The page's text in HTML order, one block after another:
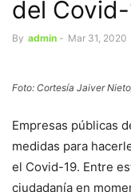
del
By admin - Mar 31, 2020
Foto: Cortesía Jaiver
Empresas públicas
medidas para
el Covid-19. Entre
ciudadanía en